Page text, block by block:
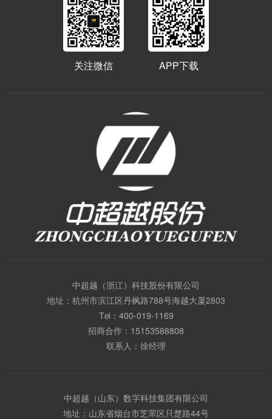
关注微信 APP下载
中超越（浙江）科技股份有限公司
地址：杭州市滨江区丹枫路788号海越大厦2803
Tel： 400-019-1169
招商合作： 15153588808
联系人：徐经理
中超越（山东）数字科技集团有限公司
地址：山东省烟台市芝罘区只楚路44号